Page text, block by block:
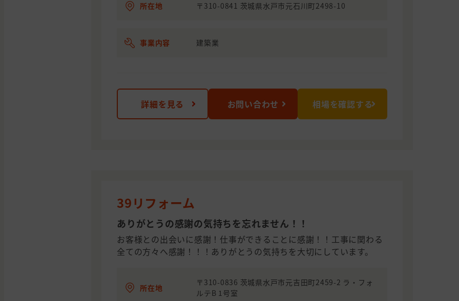
所在地 〒310-0841 茨城県水戸市元石川町2498-10
事業内容 建築業
詳細を見る お問い合わせ 相場を確認する
39リフォーム
ありがとうの感謝の気持ちを忘れません！！
お客様との出会いに感謝！仕事ができることに感謝！！工事に関わる
全ての方々へ感謝！！！ありがとうの気持ちを大切にしています。
所在地
〒310-0836 茨城県水戸市元吉田町2459-2 ラ・フォ
ルテB 1号室